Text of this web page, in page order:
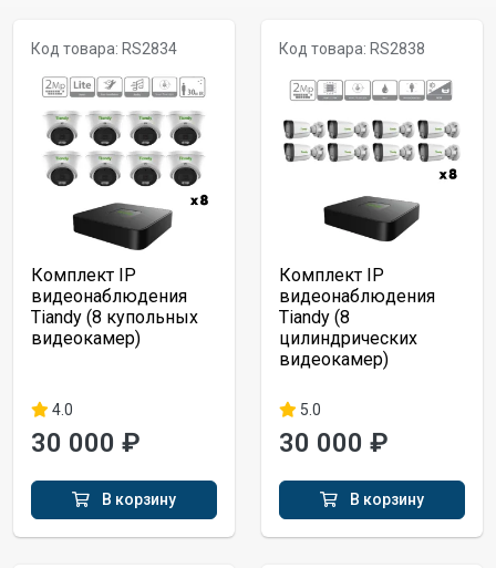
Код товара: RS2834
Комплект IP
видеонаблюдения
Tiandy (8 купольных
видеокамер)
4.0
30 000 ₽
В корзину
Код товара: RS2838
Комплект IP
видеонаблюдения
Tiandy (8
цилиндрических
видеокамер)
5.0
30 000 ₽
В корзину